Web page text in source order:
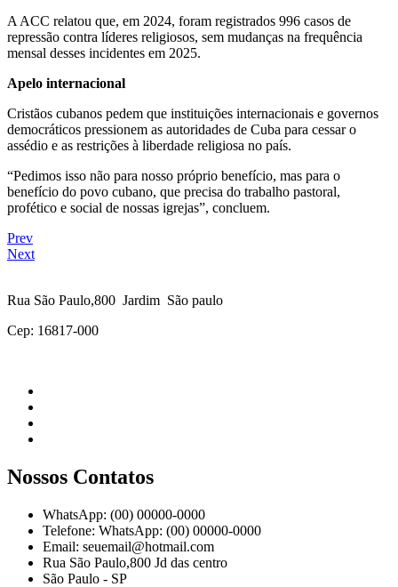
A ACC relatou que, em 2024, foram registrados 996 casos de
repressão contra líderes religiosos, sem mudanças na frequência
mensal desses incidentes em 2025.
Apelo internacional
Cristãos cubanos pedem que instituições internacionais e governos
democráticos pressionem as autoridades de Cuba para cessar o
assédio e as restrições à liberdade religiosa no país.
“Pedimos isso não para nosso próprio benefício, mas para o
benefício do povo cubano, que precisa do trabalho pastoral,
profético e social de nossas igrejas”, concluem.
Prev
Next
Rua São Paulo,800 Jardim São paulo
Cep: 16817-000
Nossos Contatos
WhatsApp: (00) 00000-0000
Telefone: WhatsApp: (00) 00000-0000
Email: seuemail@hotmail.com
Rua São Paulo,800 Jd das centro
São Paulo - SP